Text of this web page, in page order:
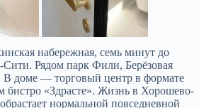
набережная, семь минут до
Сити. Рядом парк Фили, Берёзовая
В доме — торговый центр в формате
бистро «Здрасте». Жизнь в Хорошево-
нормальной повседневной